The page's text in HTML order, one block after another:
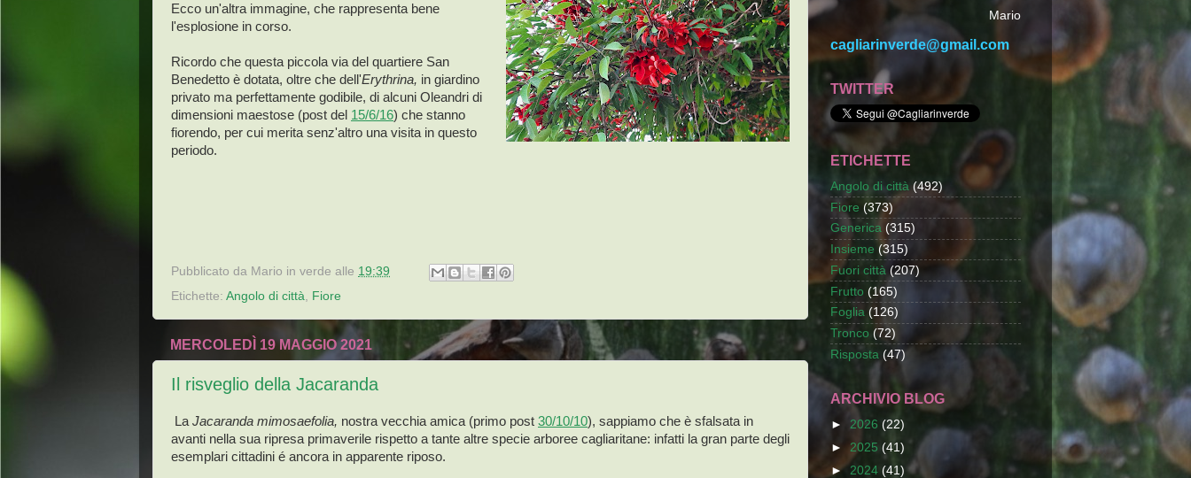
Ecco un'altra immagine, che rappresenta bene
l'esplosione in corso.
Ricordo che questa piccola via del quartiere San
Benedetto è dotata, oltre che dell'Erythrina, in giardino
privato ma perfettamente godibile, di alcuni Oleandri di
dimensioni maestose (post del 15/6/16) che stanno
fiorendo, per cui merita senz'altro una visita in questo
periodo.
Pubblicato da Mario in verde alle 19:39
Etichette: Angolo di città Fiore
MERCOLEDÌ 19 MAGGIO 2021
Il risveglio della Jacaranda
La Jacaranda mimosaefolia, nostra vecchia amica (primo post 30/10/10), sappiamo che è sfalsata in
avanti nella sua ripresa primaverile rispetto a tante altre specie arboree cagliaritane: infatti la gran parte degli
esemplari cittadini é ancora in apparente riposo.
Mario
cagliarinverde@gmail.com
TWITTER
ETICHETTE
Angolo di città (492)
Fiore (373)
Generica (315)
Insieme (315)
Fuori città (207)
Frutto (165)
Foglia (126)
Tronco (72)
Risposta (47)
ARCHIVIO BLOG
► 2026 (22)
►2025 (41)
► 2024 (41)